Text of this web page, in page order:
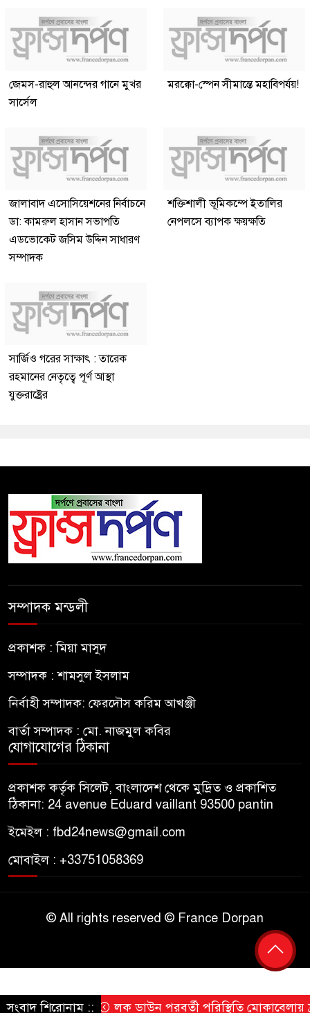
জেমস-রাহুল আনন্দের গানে মুখর
সার্সেল
মরক্কো-স্পেন সীমান্তে মহাবিপর্যয়!
জালাবাদ এসোসিয়েশনের নির্বাচনে
ডা: কামরুল হাসান সভাপতি
এডভোকেট জসিম উদ্দিন সাধারণ
সম্পাদক
শক্তিশালী ভূমিকম্পে ইতালির
নেপলসে ব্যাপক ক্ষয়ক্ষতি
সার্জিও গরের সাক্ষাৎ : তারেক
রহমানের নেতৃত্বে পূর্ণ আস্থা
যুক্তরাষ্ট্রের
সম্পাদক মন্ডলী
প্রকাশক : মিয়া মাসুদ
সম্পাদক : শামসুল ইসলাম
নির্বাহী সম্পাদক: ফেরদৌস করিম আখঞ্জী
বার্তা সম্পাদক : মো. নাজমুল কবির
যোগাযোগের ঠিকানা
প্রকাশক কর্তৃক সিলেট, বাংলাদেশ থেকে মুদ্রিত ও প্রকাশিত
ঠিকানা: 24 avenue Eduard vaillant 93500 pantin
ইমেইল : fbd24news@gmail.com
মোবাইল : +33751058369
© All rights reserved © France Dorpan
সংবাদ শিরোনাম ::লক ডাউন পরবর্তী পরিস্থিতি মোকাবেলায়